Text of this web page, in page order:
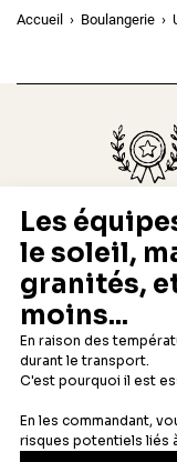
Accueil Boulangerie
Fabricant
Newsletter
Recevez les recettes,